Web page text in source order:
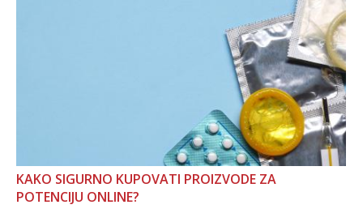
KAKO SIGURNO KUPOVATI PROIZVODE ZA
POTENCIJU ONLINE?